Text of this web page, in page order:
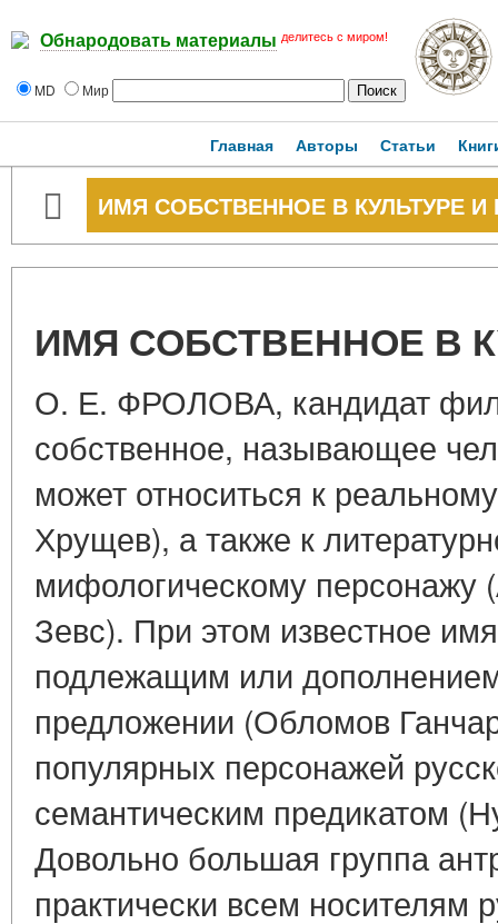
Обнародовать материалы делитесь с миром!
MD Мир
Главная Авторы Статьи
ИМЯ СОБСТВЕННОЕ В КУЛЬТУРЕ И
ИМЯ СОБСТВЕННОЕ В
О. Е. ФРОЛОВА, кандидат
собственное, называющее
может относиться к
Хрущев), а также к
мифологическому персонажу
Зевс). При этом известное
подлежащим или
предложении (Обломов
популярных персонажей
семантическим предикатом
Довольно большая группа
практически всем носителям